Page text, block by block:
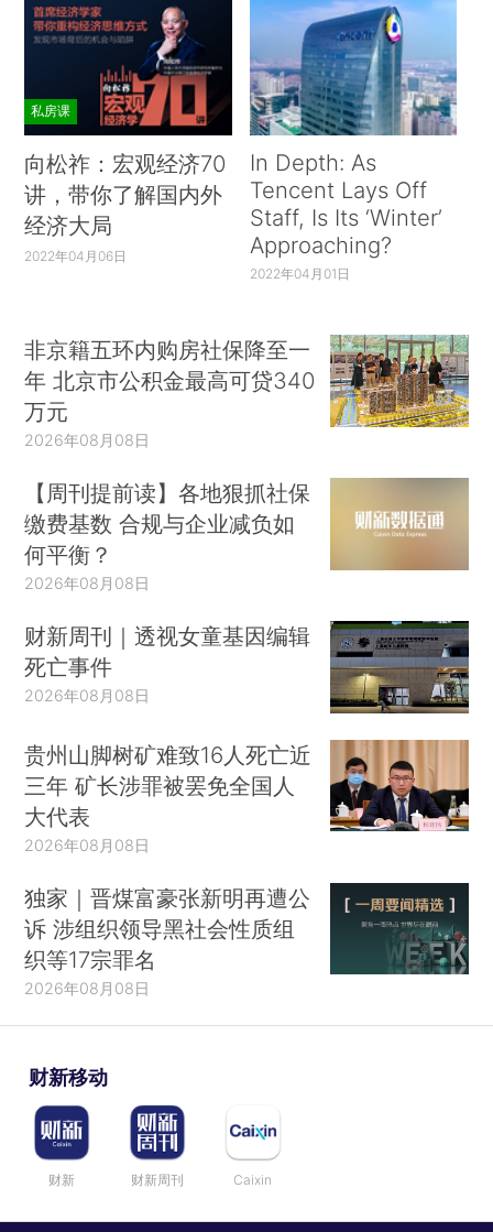
私房课
向松祚：宏观经济70
讲，带你了解国内外
经济大局
2022年04月06日
In Depth: As
Tencent Lays Off
Staff, Is Its ‘Winter’
Approaching?
2022年04月01日
非京籍五环内购房社保降至一
年 北京市公积金最高可贷340
万元
2026年08月08日
【周刊提前读】各地狠抓社保
缴费基数 合规与企业减负如
何平衡？
2026年08月08日
财新周刊｜透视女童基因编辑
死亡事件
2026年08月08日
贵州山脚树矿难致16人死亡近
三年 矿长涉罪被罢免全国人
大代表
2026年08月08日
独家｜晋煤富豪张新明再遭公
诉 涉组织领导黑社会性质组
织等17宗罪名
2026年08月08日
财新移动
财新 财新周刊 Caixin